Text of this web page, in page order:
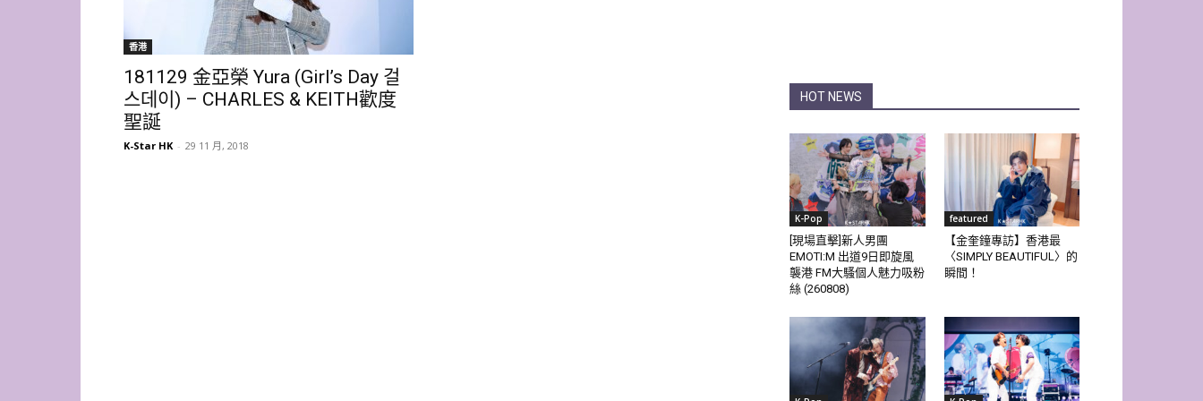
香港
181129 金亞榮 Yura (Girl’s Day 걸
스데이) – CHARLES & KEITH歡度
聖誕
K-Star HK - 29 11 月, 2018
HOT NEWS
K-Pop
[現場直擊]新人男團
EMOTI:M 出道9日即旋風
襲港 FM大騷個人魅力吸粉
絲 (260808)
featured
【金奎鐘專訪】香港最
〈SIMPLY BEAUTIFUL〉的
瞬間！